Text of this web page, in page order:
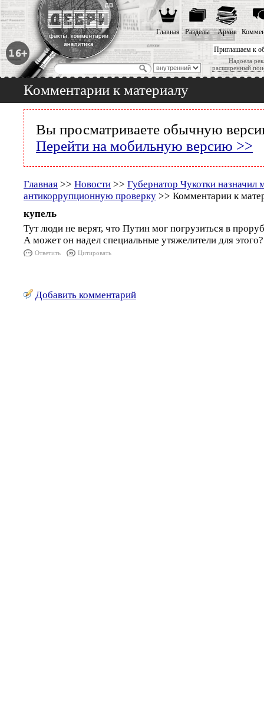
Приглашаем к
Надоела
расширенный
Главная Разделы Архив
Комментарии к материалу
Вы просматриваете обычную
Перейти на мобильную версию >>
Главная >> Новости >> Губернатор Чукотки
антикоррупционную проверку >> Комментарии к
купель
Тут люди не верят, что Путин мог погрузиться в
А может он надел специальные утяжелители для этого?
Ответить Цитировать
Добавить комментарий